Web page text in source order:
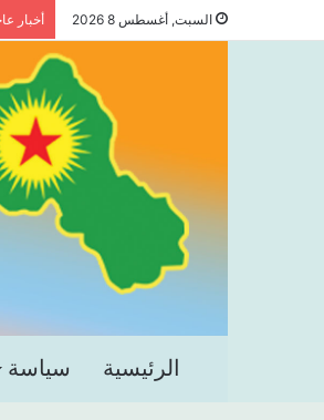
السبت, أغسطس 8 2026 أخبار
الرئيسية سياسة